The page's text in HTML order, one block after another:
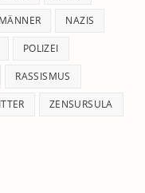
MÄNNER NAZIS
POLIZEI
RASSISMUS
ZENSURSULA